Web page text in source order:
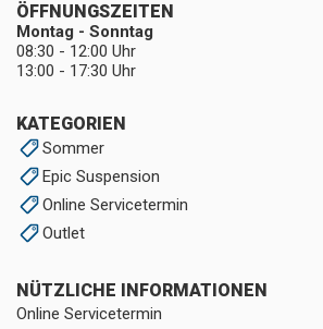
KATEGORIEN
Sommer
Epic Suspension
Online Servicetermin
Outlet
NÜTZLICHE INFORMATIONEN
Online Servicetermin
ÖFFNUNGSZEITEN
Montag - Sonntag
08:30 - 12:00 Uhr
13:00 - 17:30 Uhr